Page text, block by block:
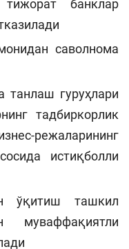
банклар
саволнома
танлаш гуруҳлари
тадбиркорлик
режаларининг
истиқболли
ўқитиш ташкил
муваффақиятли